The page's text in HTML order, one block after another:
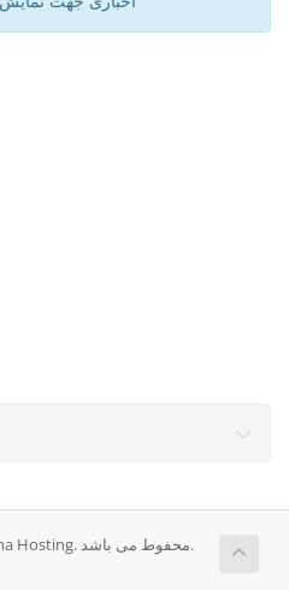
تمامی حقوق برای © 2026 Carolina Hosting. محفوط می باشد.